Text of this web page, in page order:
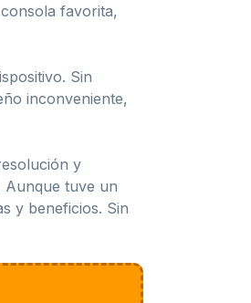
favorita,
Sin
inconveniente,
y
Aunque tuve un
y beneficios. Sin